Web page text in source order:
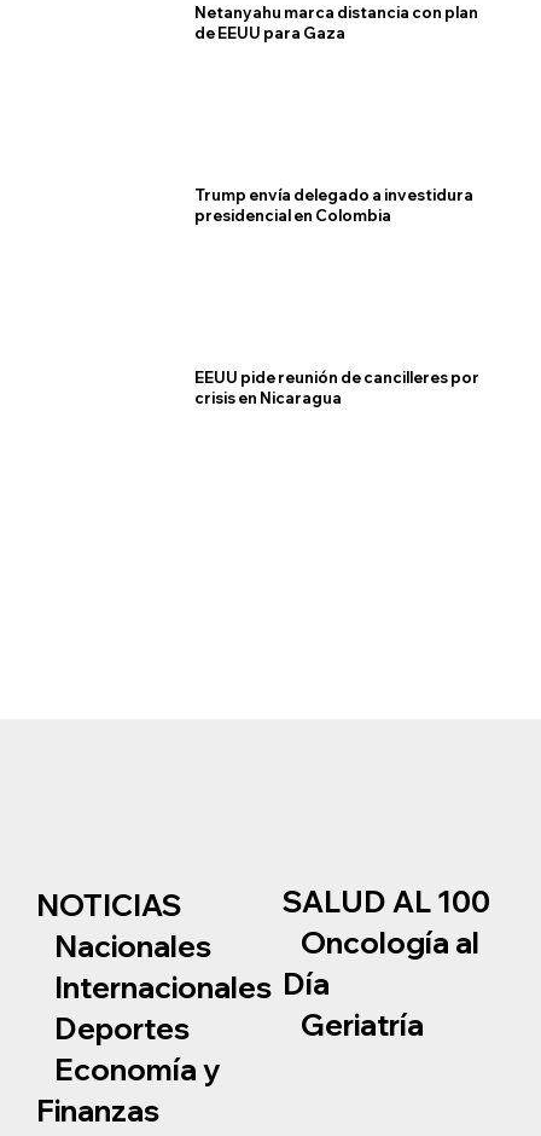
Netanyahu marca distancia con plan
de EEUU para Gaza
Trump envía delegado a investidura
presidencial en Colombia
EEUU pide reunión de cancilleres por
crisis en Nicaragua
NOTICIAS
Nacionales
Internacionales
Deportes
Economía y
Finanzas
SALUD AL 100
Oncología al
Día
Geriatría